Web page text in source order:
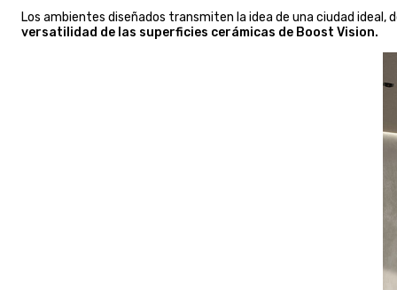
Los ambientes diseñados transmiten la idea de una ciudad
versatilidad de las superficies cerámicas de Boost Vision.